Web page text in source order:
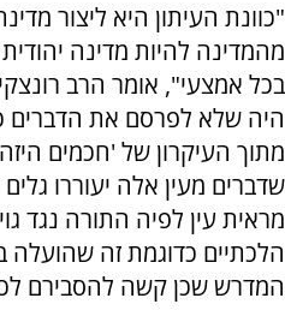
"כוונת העיתון היא ליצור
מהמדינה להיות מדינה
בכל אמצעי", אומר הרב
היה שלא לפרסם את הדברים
מתוך העיקרון של 'חכמים
שדברים מעין אלה יעוררו גלים
מראית עין לפיה התורה נגד
הלכתיים כדוגמת זה שהועלה
המדרש שכן קשה להסבירם